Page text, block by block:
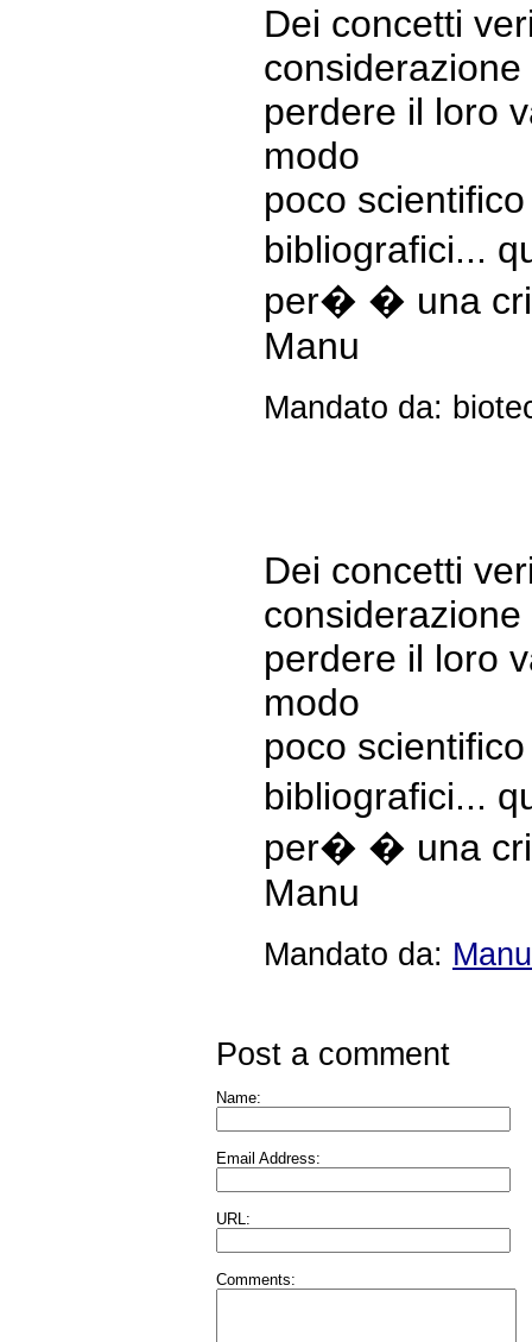
Dei concetti
perdere il loro
modo
poco
bibliografici...
per� � una
Manu
Mandato da:
Dei concetti
perdere il loro
modo
poco
bibliografici...
per� � una
Manu
Mandato da: Manu
Post a comment
Name:
Email Address:
URL:
Comments: